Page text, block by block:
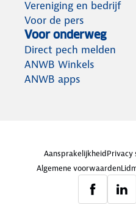
Vereniging en bedrijf
Voor de pers
Voor onderweg
Direct pech melden
ANWB Winkels
ANWB apps
AansprakelijkheidPrivacy
Algemene voorwaarden